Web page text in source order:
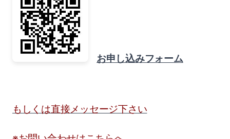
お申し込みフォーム
もしくは直接メッセージ下さい